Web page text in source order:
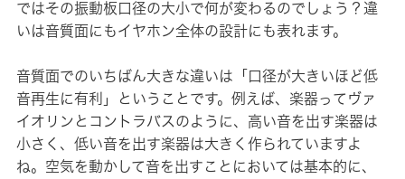
ではその振動板口径の大小で何が変わるのでしょう？違
いは音質面にもイヤホン全体の設計にも表れます。
音質面でのいちばん大きな違いは「口径が大きいほど低
音再生に有利」ということです。例えば、楽器ってヴァ
イオリンとコントラバスのように、高い音を出す楽器は
小さく、低い音を出す楽器は大きく作られていますよ
ね。空気を動かして音を出すことにおいては基本的に、